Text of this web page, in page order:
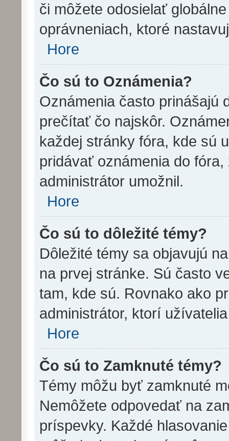
či môžete odosielať
oprávneniach, ktoré
Hore
Čo sú to Oznámenia?
Oznámenia často prinášajú
prečítať čo najskôr.
každej stránky fóra, kde sú
pridávať oznámenia do
administrátor umožnil.
Hore
Čo sú to dôležité témy?
Dôležité témy sa objavujú
na prvej stránke. Sú často
tam, kde sú. Rovnako ako
administrátor, ktorí
Hore
Čo sú to Zamknuté témy?
Témy môžu byť zamknuté
Nemôžete odpovedať na
príspevky. Každé